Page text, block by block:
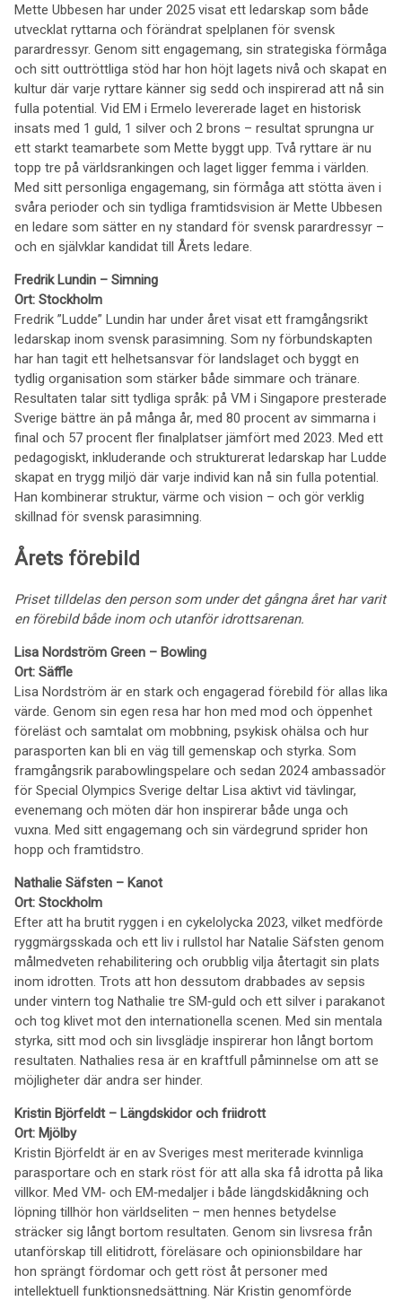
Mette Ubbesen har under 2025 visat ett ledarskap som både
utvecklat ryttarna och förändrat spelplanen för svensk
parardressyr. Genom sitt engagemang, sin strategiska förmåga
och sitt outtröttliga stöd har hon höjt lagets nivå och skapat en
kultur där varje ryttare känner sig sedd och inspirerad att nå sin
fulla potential. Vid EM i Ermelo levererade laget en historisk
insats med 1 guld, 1 silver och 2 brons – resultat sprungna ur
ett starkt teamarbete som Mette byggt upp. Två ryttare är nu
topp tre på världsrankingen och laget ligger femma i världen.
Med sitt personliga engagemang, sin förmåga att stötta även i
svåra perioder och sin tydliga framtidsvision är Mette Ubbesen
en ledare som sätter en ny standard för svensk parardressyr –
och en självklar kandidat till Årets ledare.
Fredrik Lundin – Simning
Ort: Stockholm
Fredrik ”Ludde” Lundin har under året visat ett framgångsrikt
ledarskap inom svensk parasimning. Som ny förbundskapten
har han tagit ett helhetsansvar för landslaget och byggt en
tydlig organisation som stärker både simmare och tränare.
Resultaten talar sitt tydliga språk: på VM i Singapore presterade
Sverige bättre än på många år, med 80 procent av simmarna i
final och 57 procent fler finalplatser jämfört med 2023. Med ett
pedagogiskt, inkluderande och strukturerat ledarskap har Ludde
skapat en trygg miljö där varje individ kan nå sin fulla potential.
Han kombinerar struktur, värme och vision – och gör verklig
skillnad för svensk parasimning.
Årets förebild
Priset tilldelas den person som under det gångna året har varit
en förebild både inom och utanför idrottsarenan.
Lisa Nordström Green – Bowling
Ort: Säffle
Lisa Nordström är en stark och engagerad förebild för allas lika
värde. Genom sin egen resa har hon med mod och öppenhet
föreläst och samtalat om mobbning, psykisk ohälsa och hur
parasporten kan bli en väg till gemenskap och styrka. Som
framgångsrik parabowlingspelare och sedan 2024 ambassadör
för Special Olympics Sverige deltar Lisa aktivt vid tävlingar,
evenemang och möten där hon inspirerar både unga och
vuxna. Med sitt engagemang och sin värdegrund sprider hon
hopp och framtidstro.
Nathalie Säfsten – Kanot
Ort: Stockholm
Efter att ha brutit ryggen i en cykelolycka 2023, vilket medförde
ryggmärgsskada och ett liv i rullstol har Natalie Säfsten genom
målmedveten rehabilitering och orubblig vilja återtagit sin plats
inom idrotten. Trots att hon dessutom drabbades av sepsis
under vintern tog Nathalie tre SM‑guld och ett silver i parakanot
och tog klivet mot den internationella scenen. Med sin mentala
styrka, sitt mod och sin livsglädje inspirerar hon långt bortom
resultaten. Nathalies resa är en kraftfull påminnelse om att se
möjligheter där andra ser hinder.
Kristin Björfeldt – Längdskidor och friidrott
Ort: Mjölby
Kristin Björfeldt är en av Sveriges mest meriterade kvinnliga
parasportare och en stark röst för att alla ska få idrotta på lika
villkor. Med VM‑ och EM‑medaljer i både längdskidåkning och
löpning tillhör hon världseliten – men hennes betydelse
sträcker sig långt bortom resultaten. Genom sin livsresa från
utanförskap till elitidrott, föreläsare och opinionsbildare har
hon sprängt fördomar och gett röst åt personer med
intellektuell funktionsnedsättning. När Kristin genomförde